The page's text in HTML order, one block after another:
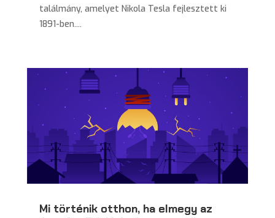
találmány, amelyet Nikola Tesla fejlesztett ki
1891-ben....
Mi történik otthon, ha elmegy az